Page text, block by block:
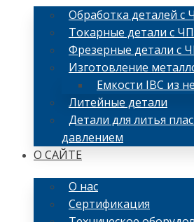
Обработка деталей с
Токарные детали с
Фрезерные детали с
Изготовление
Емкости IBC из
Литейные детали
Детали для литья
давлением
О САЙТЕ
О нас
Сертификация